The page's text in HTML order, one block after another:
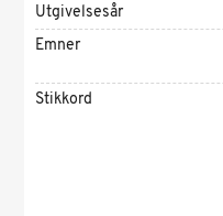
Utgivelsesår
Emner
Stikkord